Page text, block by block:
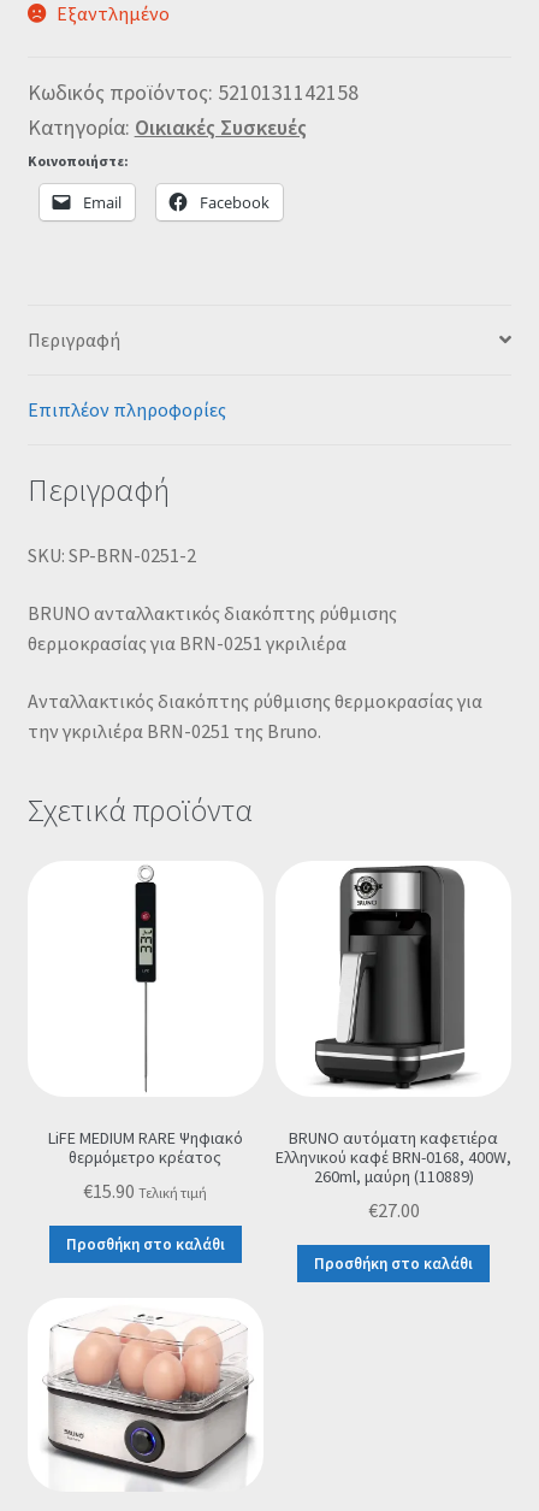
Εξαντλημένο
Κωδικός προϊόντος: 5210131142158
Κατηγορία: Οικιακές Συσκευές
Κοινοποιήστε:
Email Facebook
Περιγραφή
Επιπλέον πληροφορίες
Περιγραφή
SKU: SP-BRN-0251-2
BRUNO ανταλλακτικός διακόπτης ρύθμισης
θερμοκρασίας για BRN-0251 γκριλιέρα
Ανταλλακτικός διακόπτης ρύθμισης θερμοκρασίας για
την γκριλιέρα BRN-0251 της Bruno.
Σχετικά προϊόντα
LiFE MEDIUM RARE Ψηφιακό
θερμόμετρο κρέατος
€15.90 Τελική τιμή
Προσθήκη στο καλάθι
BRUNO αυτόματη καφετιέρα
Ελληνικού καφέ BRN-0168, 400W,
260ml, μαύρη (110889)
€27.00
Προσθήκη στο καλάθι